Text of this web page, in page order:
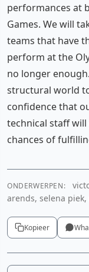
performances at
Games. We will
teams that have
perform at the
no longer
structural world
confidence that
technical staff
chances of
ONDERWERPEN:
arends, selena
Kopieer